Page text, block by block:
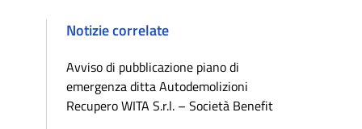
Notizie correlate
Avviso di pubblicazione piano di
emergenza ditta Autodemolizioni
Recupero WITA S.r.l. – Società Benefit